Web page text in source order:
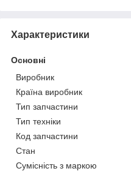
Характеристики
Основні
Виробник
Країна виробник
Тип запчастини
Тип техніки
Код запчастини
Стан
Сумісність з маркою